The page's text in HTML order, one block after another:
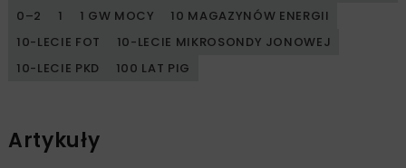
0–2
1 1 GW MOCY
10 MAGAZYNÓW ENERGII
10-LECIE FOT
10-LECIE MIKROSONDY JONOWEJ
10-LECIE PKD
100 LAT PIG
Artykuły